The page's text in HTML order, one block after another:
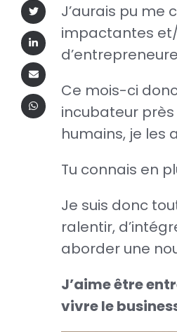
J’aurais pu me
impactantes et/
Ce mois-ci
incubateur près
humains, je les
Tu connais en
Je suis donc
ralentir,
aborder une
J’aime être
vivre le